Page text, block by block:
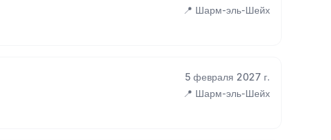
📍 Шарм-эль-Шейх
5 февраля 2027 г.
📍 Шарм-эль-Шейх